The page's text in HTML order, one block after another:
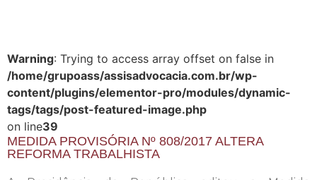
Warning: Trying to access array offset on false in
/home/grupoass/assisadvocacia.com.br/wp-
content/plugins/elementor-pro/modules/dynamic-
tags/tags/post-featured-image.php
on line39
MEDIDA PROVISÓRIA Nº 808/2017 ALTERA
REFORMA TRABALHISTA